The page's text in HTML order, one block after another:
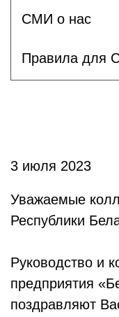
СМИ о нас
Правила для
3 июля 2023
Уважаемые
Республики
Руководство и
предприятия
поздравляют